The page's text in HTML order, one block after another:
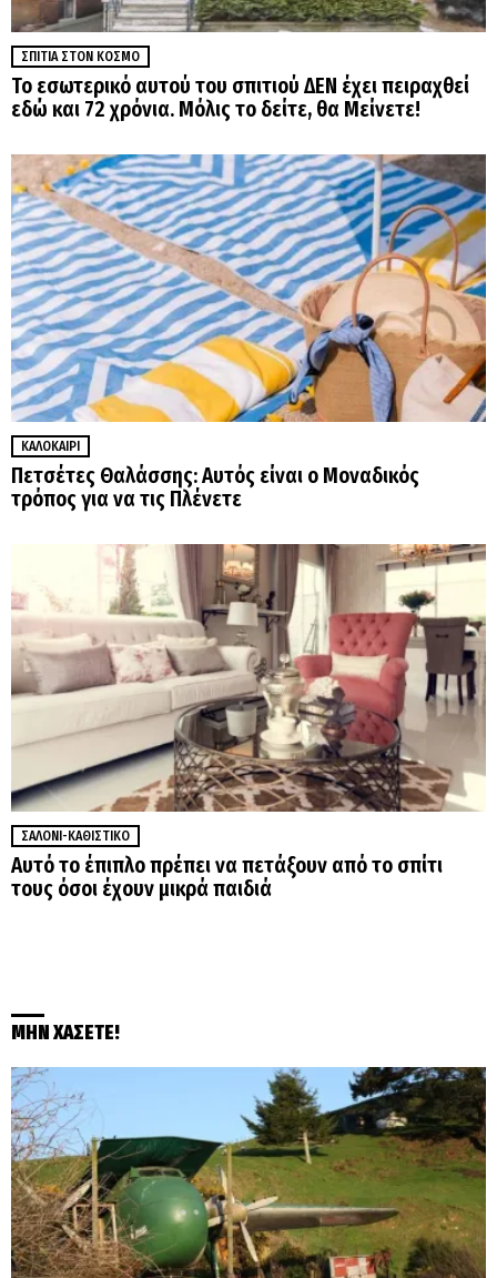
ΣΠΊΤΙΑ ΣΤΟΝ ΚΌΣΜΟ
Το εσωτερικό αυτού του σπιτιού ΔΕΝ έχει πειραχθεί
εδώ και 72 χρόνια. Μόλις το δείτε, θα Μείνετε!
ΚΑΛΟΚΑΊΡΙ
Πετσέτες Θαλάσσης: Αυτός είναι ο Μοναδικός
τρόπος για να τις Πλένετε
ΣΑΛΌΝΙ-ΚΑΘΙΣΤΙΚΌ
Αυτό το έπιπλο πρέπει να πετάξουν από το σπίτι
τους όσοι έχουν μικρά παιδιά
ΜΗΝ ΧΑΣΕΤΕ!